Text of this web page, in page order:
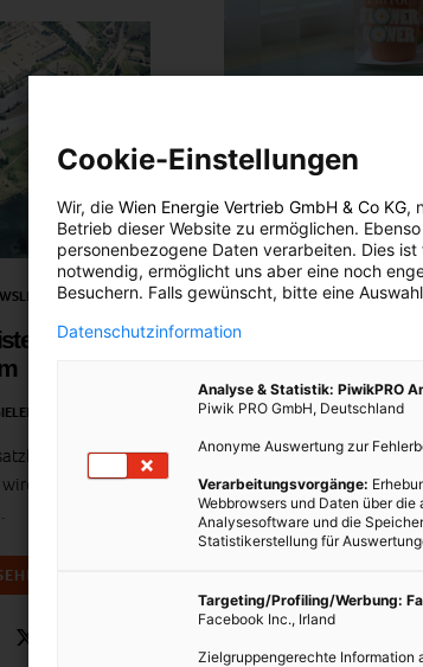
und Kraftwerk
REDAKTION
man Skifahren
Green
26. MAI 2015
Dieses Gadget
Cookie-Einstellungen
Wir, die Wien Energie Vertrieb GmbH & Co KG,
Betrieb dieser Website zu ermöglichen.
personenbezogene Daten verarbeiten. Dies
notwendig, ermöglicht uns aber eine noch
Besuchern. Falls gewünscht, bitte eine
Datenschutzinformation
Analyse & Statistik: PiwikPRO
Piwik PRO GmbH, Deutschland
Anonyme Auswertung zur
Verarbeitungsvorgänge:
Webbrowsers und Daten über
Analysesoftware und die
Statistikerstellung für
Targeting/Profiling/Werbung:
Facebook Inc., Irland
Zielgruppengerechte Information